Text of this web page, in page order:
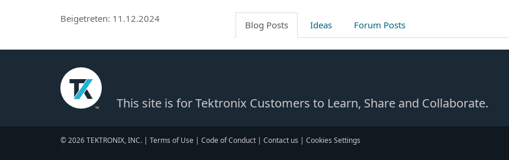
Beigetreten: 11.12.2024
Blog Posts Ideas Forum Posts
This site is for Tektronix Customers to Learn, Share and Collaborate.
© 2026 TEKTRONIX, INC. | Terms of Use | Code of Conduct | Contact us | Cookies Settings